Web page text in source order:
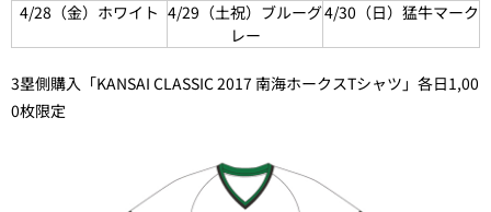
4/28（金）ホワイト 4/29（土祝）ブルーグ
レー
4/30（日）猛牛マーク
3塁側購入「KANSAI CLASSIC 2017 南海ホークスTシャツ」各日1,00
0枚限定